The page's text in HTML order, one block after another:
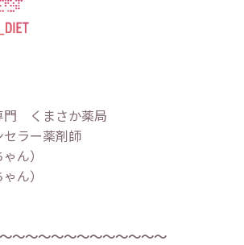
門 くまさか薬局
セラー薬剤師
ん）
ん）
～～～～～～～～～～～～